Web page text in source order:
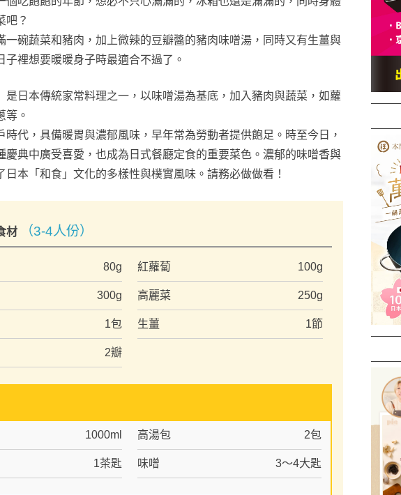
吧？
一碗蔬菜和豬肉，加上微辣的豆瓣醬的豬肉味噌湯，同時又有生薑與
子裡想要暖暖身子時最適合不過了。
是日本傳統家常料理之一，以味噌湯為基底，加入豬肉與蔬菜，如蘿
等。
時代，具備暖胃與濃郁風味，早年常為勞動者提供飽足。時至今日，
慶典中廣受喜愛，也成為日式餐廳定食的重要菜色。濃郁的味噌香與
日本「和食」文化的多樣性與樸實風味。請務必做做看！
材 （3-4人份）
80g 紅蘿蔔 100g
300g 高麗菜 250g
1包 生薑 1節
2瓣
1000ml 高湯包 2包
1茶匙 味噌 3～4大匙